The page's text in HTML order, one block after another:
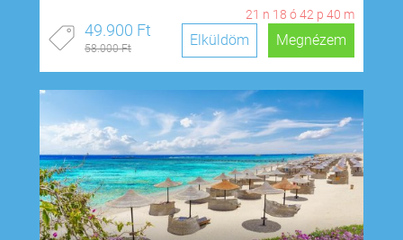
21 n 18 ó42 p 39 m
49.900 Ft
58.000 Ft Megnézem
Elküldöm